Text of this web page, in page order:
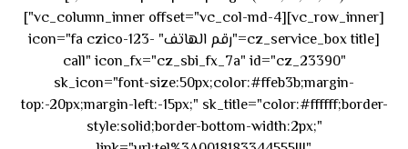
[vc_row_inner][vc_column_inner offset="vc_col-md-4"]
[cz_service_box title="رقم الهاتف" icon="fa czico-123-
call" icon_fx="cz_sbi_fx_7a" id="cz_23390"
sk_icon="font-size:50px;color:#ffeb3b;margin-
top:-20px;margin-left:-15px;" sk_title="color:#ffffff;border-
style:solid;border-bottom-width:2px;"